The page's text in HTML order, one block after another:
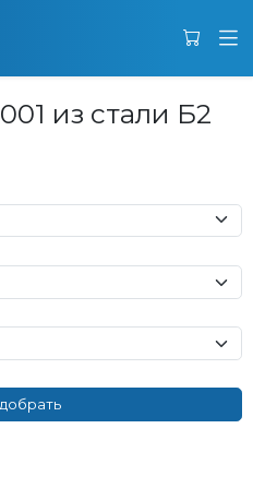
из стали Б2